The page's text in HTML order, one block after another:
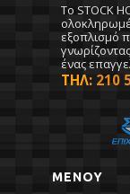
To STOCK
εξοπλισμό
ένας
ΤΗΛ: 210
ΜΕΝΟΥ